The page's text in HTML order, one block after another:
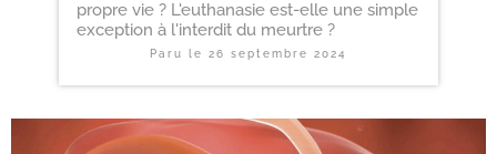
propre vie ? L'euthanasie est-elle une simple
exception à l'interdit du meurtre ?
Paru le 26 septembre 2024